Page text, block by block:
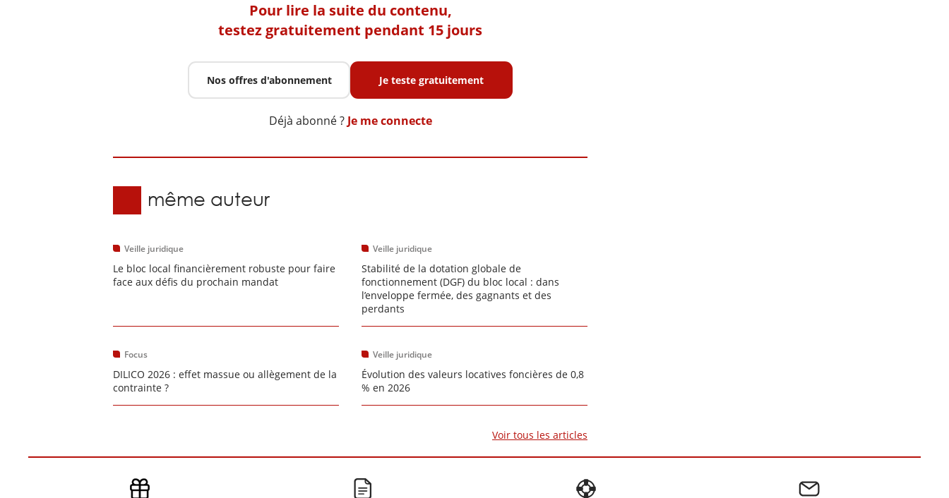
Pour lire la suite du contenu,
testez gratuitement pendant 15 jours
Nos offres d'abonnement Je teste gratuitement
Déjà abonné ? Je me connecte
Du même auteur
Veille juridique
Le bloc local financièrement robuste pour faire
face aux défis du prochain mandat
Veille juridique
Stabilité de la dotation globale de
fonctionnement (DGF) du bloc local : dans
l’enveloppe fermée, des gagnants et des
perdants
Focus
DILICO 2026 : effet massue ou allègement de la
contrainte ?
Veille juridique
Évolution des valeurs locatives foncières de 0,8
% en 2026
Voir tous les articles